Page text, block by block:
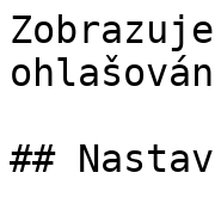
##